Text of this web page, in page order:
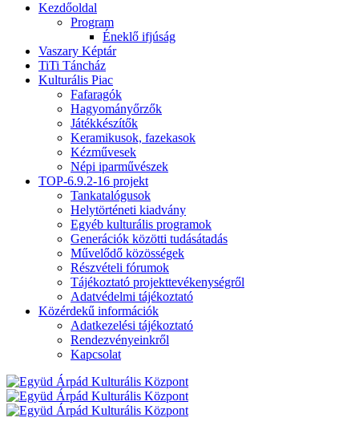
Kezdőoldal
Program
Éneklő ifjúság
Vaszary Képtár
TiTi Táncház
Kulturális Piac
Fafaragók
Hagyományőrzők
Játékkészítők
Keramikusok, fazekasok
Kézművesek
Népi iparművészek
TOP-6.9.2-16 projekt
Tankatalógusok
Helytörténeti kiadvány
Egyéb kulturális programok
Generációk közötti tudásátadás
Művelődő közösségek
Részvételi fórumok
Tájékoztató projekttevékenységről
Adatvédelmi tájékoztató
Közérdekű információk
Adatkezelési tájékoztató
Rendezvényeinkről
Kapcsolat